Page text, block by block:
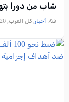
شاب من دورا
فئة: أخبار , كل العرب, 2026-08-07 11:45:07